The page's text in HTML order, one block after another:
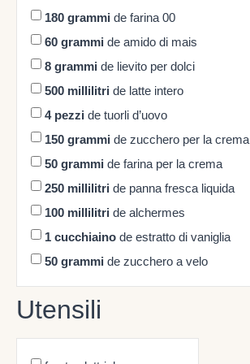
180 grammi de farina 00
60 grammi de amido di mais
8 grammi de lievito per dolci
500 millilitri de latte intero
4 pezzi de tuorli d’uovo
150 grammi de zucchero per la crema
50 grammi de farina per la crema
250 millilitri de panna fresca liquida
100 millilitri de alchermes
1 cucchiaino de estratto di vaniglia
50 grammi de zucchero a velo
Utensili